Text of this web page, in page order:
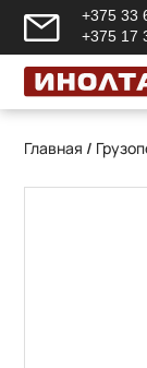
+375 33
+375 17
Главная /